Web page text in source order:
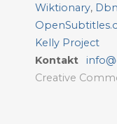
Wiktionary,
Kelly Project
Kontakt
Creative